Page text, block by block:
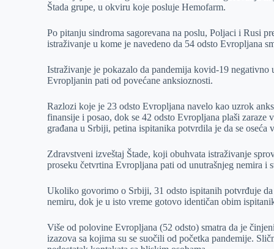
p
p
l
Štada grupe, u okviru koje posluje Hemofarm.
Po pitanju sindroma sagorevana na poslu, Poljaci i Rusi
istraživanje u kome je navedeno da 54 odsto Evropljana
Istraživanje je pokazalo da pandemija kovid-19
Evropljanin pati od povećane anksioznosti.
Razlozi koje je 23 odsto Evropljana navelo kao uzrok
finansije i posao, dok se 42 odsto Evropljana plaši
građana u Srbiji, petina ispitanika potvrdila je da se oseća
Zdravstveni izveštaj Štade, koji obuhvata istraživanje
proseku četvrtina Evropljana pati od unutrašnjeg nemira i
Ukoliko govorimo o Srbiji, 31 odsto ispitanih potvrđuje
nemiru, dok je u isto vreme gotovo identičan obim
Više od polovine Evropljana (52 odsto) smatra da je
izazova sa kojima su se suočili od početka pandemije.